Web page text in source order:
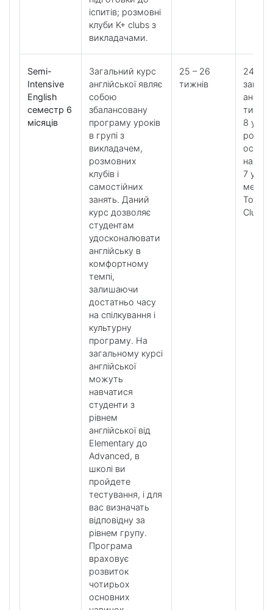
іспитів; розмовні
клуби K+ clubs з
викладачами.
Semi-
Intensive
English
семестр 6
місяців
Загальний курс
англійської являє
собою
збалансовану
програму уроків
в групі з
викладачем,
розмовних
клубів і
самостійних
занять. Даний
курс дозволяє
студентам
удосконалювати
англійську в
комфортному
темпі,
залишаючи
достатньо часу
на спілкування і
культурну
програму. На
загальному курсі
англійської
можуть
навчатися
студенти з
рівнем
англійської від
Elementary до
Advanced, в
школі ви
пройдете
тестування, і для
вас визначать
відповідну за
рівнем групу.
Програма
враховує
розвиток
чотирьох
основних
25 – 26
тижнів
24
8
7
Tools і
Clubs